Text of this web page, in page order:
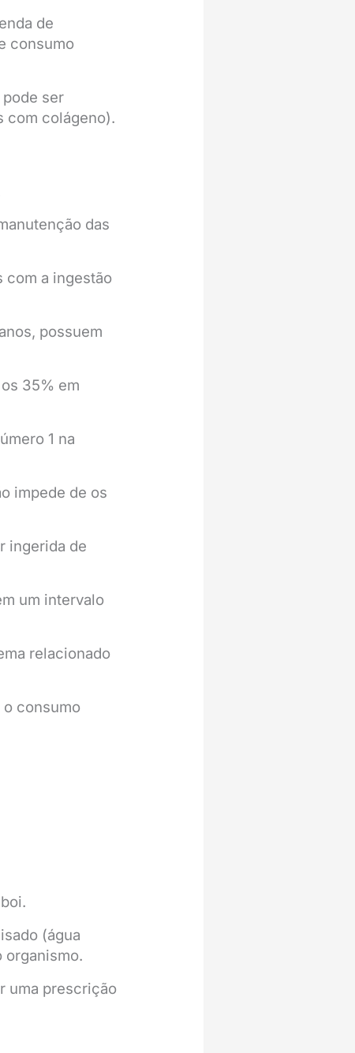
de
consumo
ser
com colágeno).
das
com a ingestão
possuem
35% em
1 na
impede de os
ingerida de
um intervalo
relacionado
consumo
(água
organismo.
uma prescrição